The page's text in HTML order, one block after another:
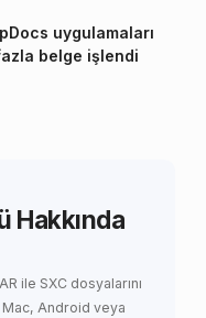
uygulamaları
belge işlendi
Hakkında
ile SXC dosyalarını
Android veya